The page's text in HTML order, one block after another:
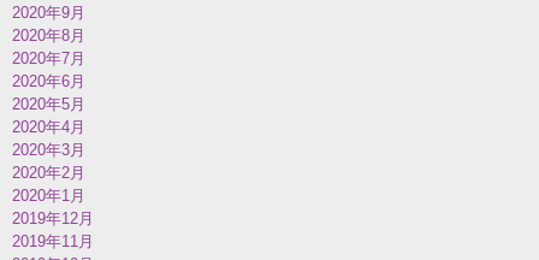
2020年9月
2020年8月
2020年7月
2020年6月
2020年5月
2020年4月
2020年3月
2020年2月
2020年1月
2019年12月
2019年11月